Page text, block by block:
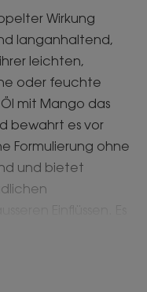
Wirkung
langanhaltend,
leichten,
oder feuchte
mit Mango das
bewahrt es vor
Formulierung ohne
und bietet
mit Mango
zu